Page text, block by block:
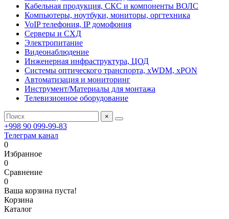
Кабельная продукция, СКС и компоненты ВОЛС
Компьютеры, ноутбуки, мониторы, оргтехника
VoIP телефония, IP домофония
Серверы и СХД
Электропитание
Видеонаблюдение
Инженерная инфраструктура, ЦОД
Системы оптического транспорта, xWDM, xPON
Автоматизация и мониторинг
Инструмент/Материалы для монтажа
Телевизионное оборудование
×
+998 90 099-99-83
Телеграм канал
0
Избранное
0
Сравнение
0
Ваша корзина пуста!
Корзина
Каталог